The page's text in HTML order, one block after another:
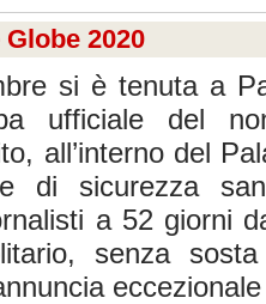
Globe 2020
si è tenuta a
ufficiale del
all’interno del
di sicurezza
a 52 giorni
senza